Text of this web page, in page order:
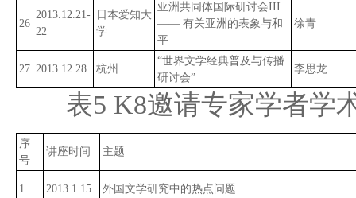
26
2013.12.21-
22
日本爱知大
学
亚洲共同体国际研讨会III
—— 有关亚洲的表象与和
平
徐青
27 2013.12.28 杭州
“世界文学经典普及与传播
研讨会”
李思龙
表5 K8邀请专家学者学
序
号
讲座时间 主题
1 2013.1.15 外国文学研究中的热点问题